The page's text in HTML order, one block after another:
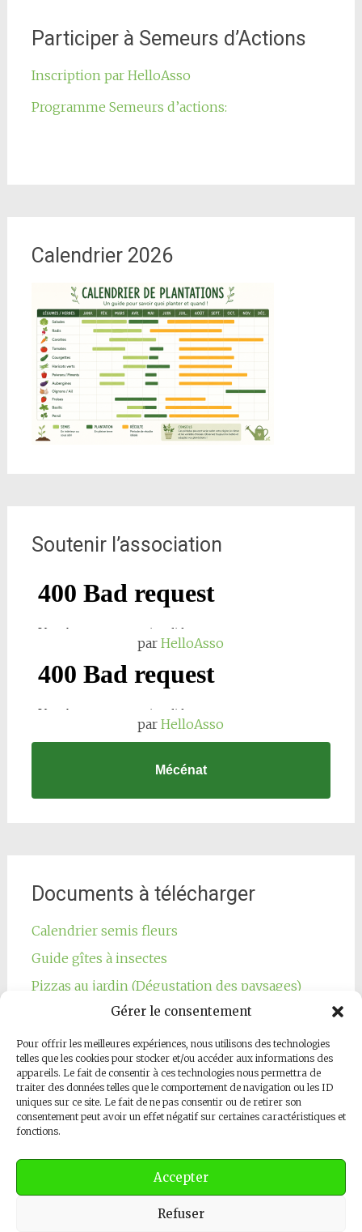
Gérer le consentement
Pour offrir les meilleures expériences, nous utilisons des technologies
telles que les cookies pour stocker et/ou accéder aux informations des
appareils. Le fait de consentir à ces technologies nous permettra de
traiter des données telles que le comportement de navigation ou les ID
uniques sur ce site. Le fait de ne pas consentir ou de retirer son
consentement peut avoir un effet négatif sur certaines caractéristiques et
fonctions.
Accepter
Refuser
Participer à Semeurs d’Actions
Inscription par HelloAsso
Programme Semeurs d’actions:
Calendrier 2026
Soutenir l’association
parHelloAsso
parHelloAsso
Mécénat
Documents à télécharger
Calendrier semis fleurs
Guide gîtes à insectes
Pizzas au jardin (Dégustation des paysages)
Notre page Facebook